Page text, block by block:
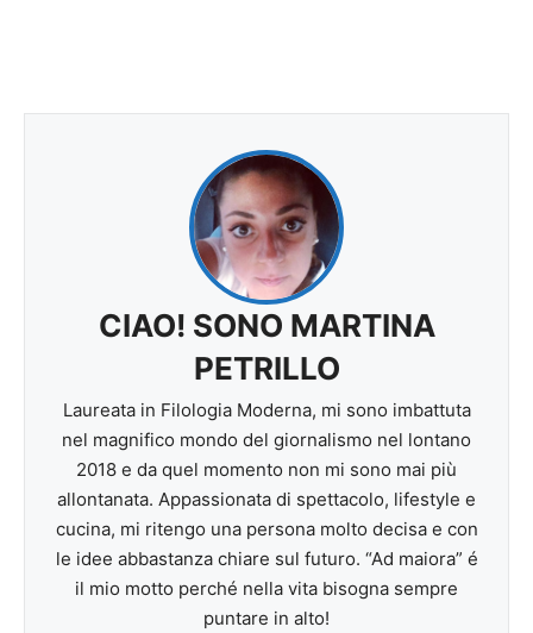
CIAO! SONO MARTINA
PETRILLO
Laureata in Filologia Moderna, mi sono imbattuta
nel magnifico mondo del giornalismo nel lontano
2018 e da quel momento non mi sono mai più
allontanata. Appassionata di spettacolo, lifestyle e
cucina, mi ritengo una persona molto decisa e con
le idee abbastanza chiare sul futuro. “Ad maiora” é
il mio motto perché nella vita bisogna sempre
puntare in alto!